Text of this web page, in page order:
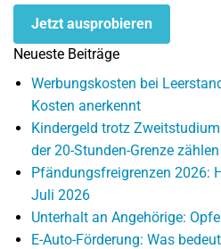
Jetzt ausprobieren
Neueste Beiträge
Werbungskosten bei
Kosten anerkennt
Kindergeld trotz
der 20-Stunden-Grenze zählen
Pfändungsfreigrenzen 2026:
Juli 2026
Unterhalt an Angehörige:
E-Auto-Förderung: Was